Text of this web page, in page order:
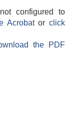
configured to
Acrobatorclick
the PDF